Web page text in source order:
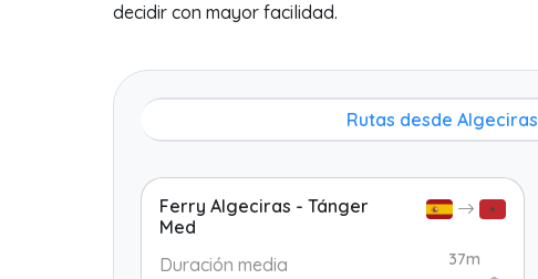
decidir con mayor facilidad.
Rutas desde Algeciras
Ferry Algeciras - Tánger
Med
Duración media
37m